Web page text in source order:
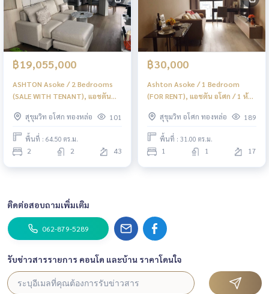
฿19,055,000
ASHTON Asoke / 2 Bedrooms
(SALE WITH TENANT), แอชตัน
NES041สุขุมวิท อโศก ทองหล่อ 101
พื้นที่ : 64.50 ตร.ม.
2 2 43
฿30,000
Ashton Asoke / 1 Bedroom
(FOR RENT), แอชตัน อโศก / 1 ห้อง
สุขุมวิท อโศก ทองหล่อ
189
พื้นที่ : 31.00 ตร.ม.
1 1 17
ติดต่อสอบถามเพิ่มเติม
062-879-5289
รับข่าวสารรายการ คอนโด และบ้าน ราคาโดนใจ